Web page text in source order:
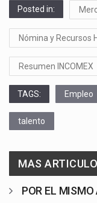
Posted in:
Nómina y Recursos
Resumen INCOMEX
TAGS: Empleo
talento
MAS
POR EL MISMO